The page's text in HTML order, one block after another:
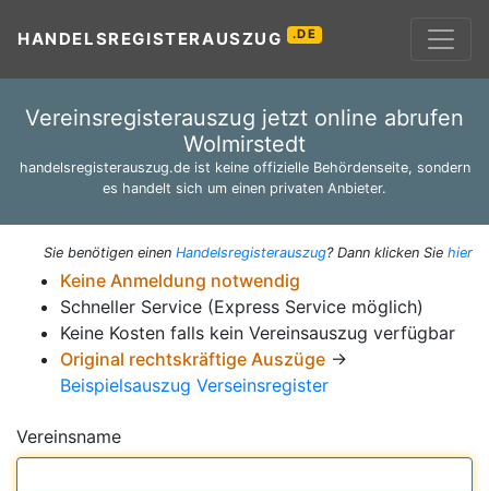
HANDELSREGISTERAUSZUG .DE
Vereinsregisterauszug jetzt online abrufen
Wolmirstedt
handelsregisterauszug.de ist keine offizielle Behördenseite, sondern
es handelt sich um einen privaten Anbieter.
Sie benötigen einen Handelsregisterauszug? Dann klicken Sie hier
Keine Anmeldung notwendig
Schneller Service (Express Service möglich)
Keine Kosten falls kein Vereinsauszug verfügbar
Original rechtskräftige Auszüge →
Beispielsauszug Verseinsregister
Vereinsname